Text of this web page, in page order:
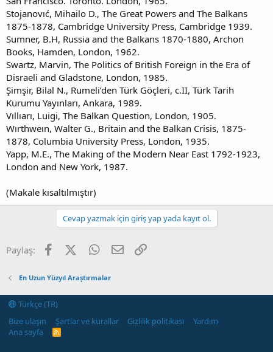
Stojanovıć, Mihailo D., The Great Powers and The Balkans
1875-1878, Cambridge University Press, Cambridge 1939.
Sumner, B.H, Russia and the Balkans 1870-1880, Archon
Books, Hamden, London, 1962.
Swartz, Marvin, The Politics of British Foreign in the Era of
Disraeli and Gladstone, London, 1985.
Şimşir, Bilal N., Rumeli’den Türk Göçleri, c.II, Türk Tarih
Kurumu Yayınları, Ankara, 1989.
Vıllıarı, Luigi, The Balkan Question, London, 1905.
Wırthweın, Walter G., Britain and the Balkan Crisis, 1875-
1878, Columbia University Press, London, 1935.
Yapp, M.E., The Making of the Modern Near East 1792-1923,
London and New York, 1987.
(Makale kısaltılmıştır)
Cevap yazmak için giriş yap yada kayıt ol.
Paylaş: FacebookX (Twitter)WhatsApp
E-posta
En Uzun Yüzyıl Araştırmalar
Türkçe (TR)
Bize ulaşın
Şartlar ve kurallar Gizlilik politikası
Yardım
Ana sayfa
R